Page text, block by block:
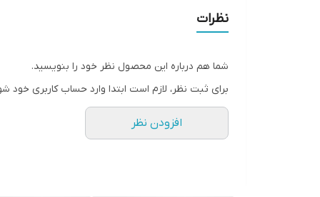
رایحه ابتدایی : پرتقال ماندارین، ترنج و فلفل صورتی
رایحه میانی : مرزنجوش، زیره سیاه و المی.
با بویی اسپرت و بسیارجذاب
نظرات
شما هم درباره این محصول نظر خود را بنویسید.
برای ثبت نظر، لازم است ابتدا وارد حساب کاربری خود
افزودن نظر